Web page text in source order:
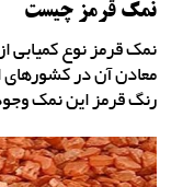
نمک قرمز چیست
نمک قرمز نوع کمیابی
معادن آن در کشورهای
رنگ قرمز این نمک